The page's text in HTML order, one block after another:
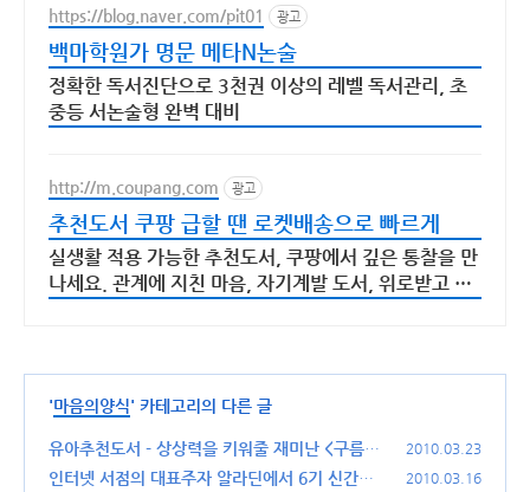
https://blog.naver.com/pit01 광고
백마학원가 명문 메타N논술
정확한 독서진단으로 3천권 이상의 레벨 독서관리, 초
중등 서논술형 완벽 대비
http://m.coupang.com 광고
추천도서 쿠팡 급할 땐 로켓배송으로 빠르게
실생활 적용 가능한 추천도서, 쿠팡에서 깊은 통찰을 만
나세요. 관계에 지친 마음, 자기계발 도서, 위로받고 와
'마음의양식' 카테고리의 다른 글
유아추천도서 - 상상력을 키워줄 재미난 <구름빵
>
(26)
2010.03.23
인터넷 서점의 대표주자 알라딘에서 6기 신간평
2010.03.16